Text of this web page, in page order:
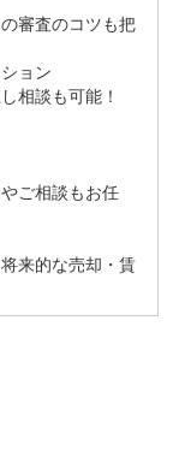
審査のコツも把
ョン
相談も可能！
ご相談もお任
来的な売却・賃